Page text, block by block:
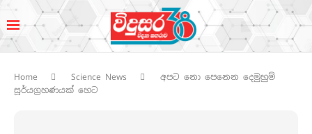
Home Science News
අප‍ට නො පෙනෙන දෙමුහුම්
සූර්යග්‍රහණයක් හෙට